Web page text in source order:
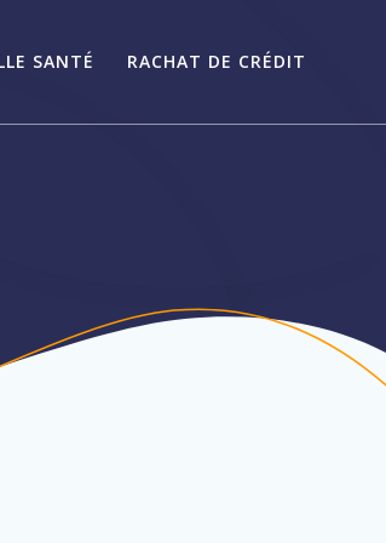
SANTÉ RACHAT DE CRÉDIT